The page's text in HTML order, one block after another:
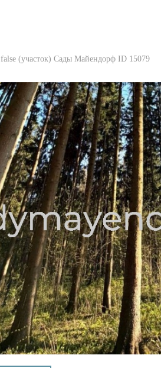
false (участок) Сады Майендорф ID 15079